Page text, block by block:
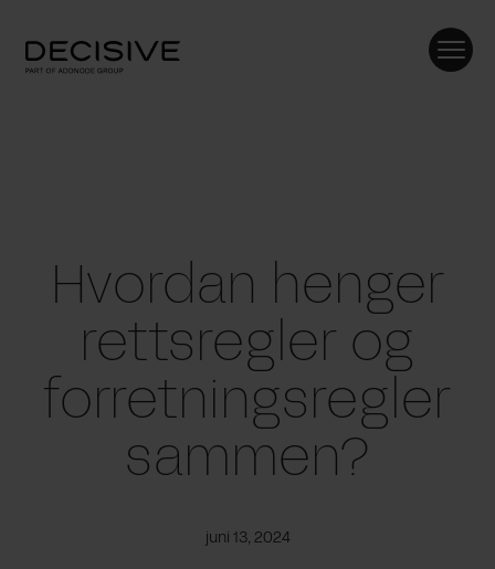
content
Hvordan henger
rettsregler og
forretningsregler
sammen?
juni 13, 2024